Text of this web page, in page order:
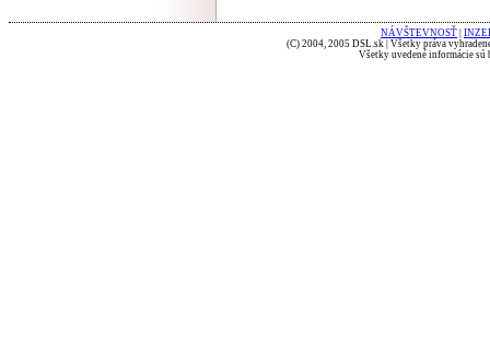
NÁVŠTEVNOSŤ
(C) 2004, 2005 DSL.sk | Všetky práva
Všetky uvedené informácie sú